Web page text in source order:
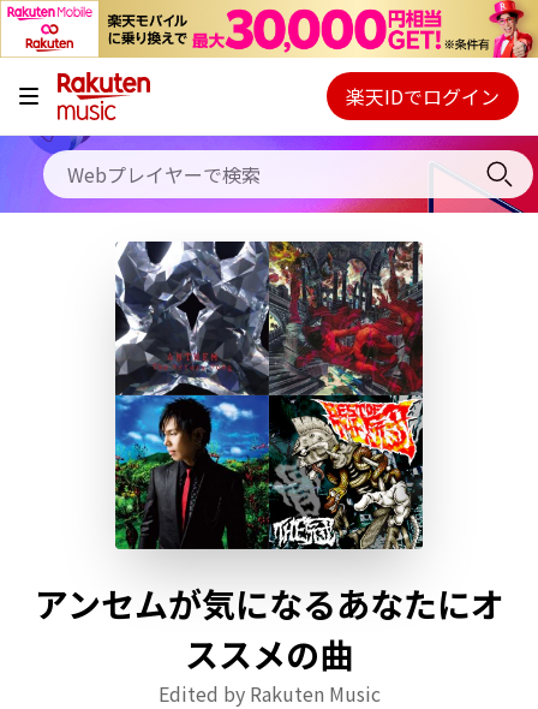
キャンペーン
料金プラン
使い方
初回30日間無料お試し
Webプレイヤー
ご契約内容の確認・変更
楽天IDでログイン
アンセムが気になるあなたにオ
ススメの曲
Edited by Rakuten Music